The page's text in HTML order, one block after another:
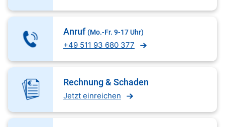
Anruf (Mo.-Fr. 9-17 Uhr)
+49 511 93 680 377
Rechnung & Schaden
Jetzt einreichen